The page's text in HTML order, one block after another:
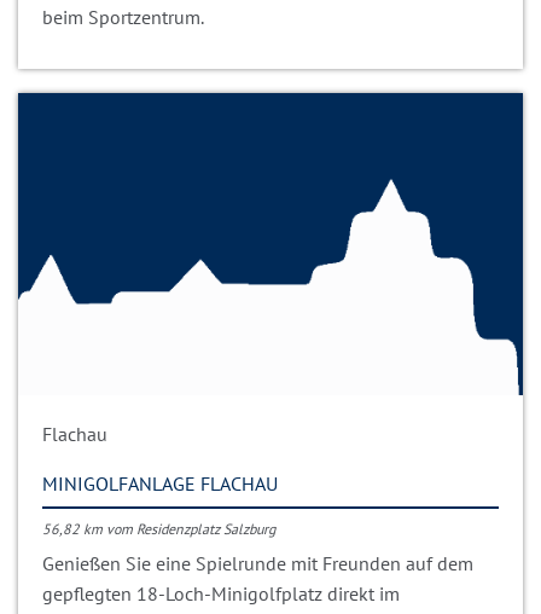
beim Sportzentrum.
Flachau
MINIGOLFANLAGE FLACHAU
56,82 km vom Residenzplatz Salzburg
Genießen Sie eine Spielrunde mit Freunden auf dem
gepflegten 18-Loch-Minigolfplatz direkt im